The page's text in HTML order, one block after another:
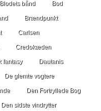
Blodets bånd Bod
Brændpunkt
Carlsen
Credokæden
fantasy Dautanis
De glemte vogtere
Den Fortryllede Bog
Den sidste vindrytter